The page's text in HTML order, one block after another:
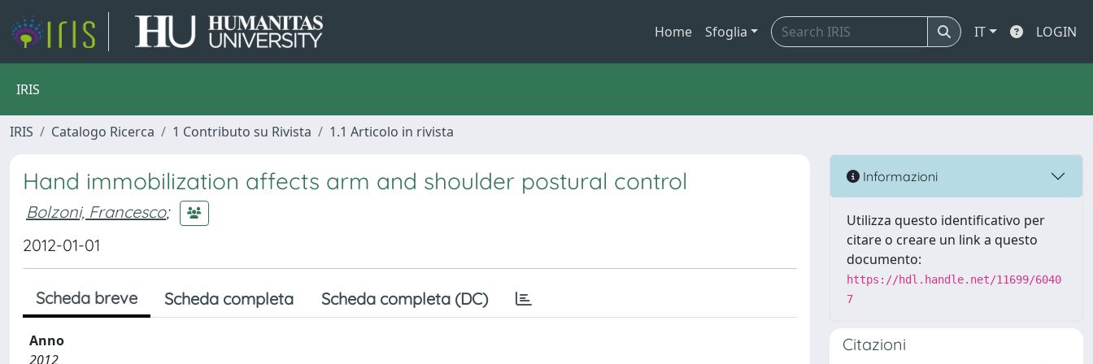
Home Sfoglia IT LOGIN
IRIS
IRIS Catalogo Ricerca 1 Contributo su Rivista 1.1 Articolo in rivista
Hand immobilization affects arm and shoulder postural control
Bolzoni, Francesco;
2012-01-01
Scheda breve Scheda completa Scheda completa (DC)
Anno
2012
Informazioni
Utilizza questo identificativo per
citare o creare un link a questo
documento:
https://hdl.handle.net/11699/6040
7
Citazioni